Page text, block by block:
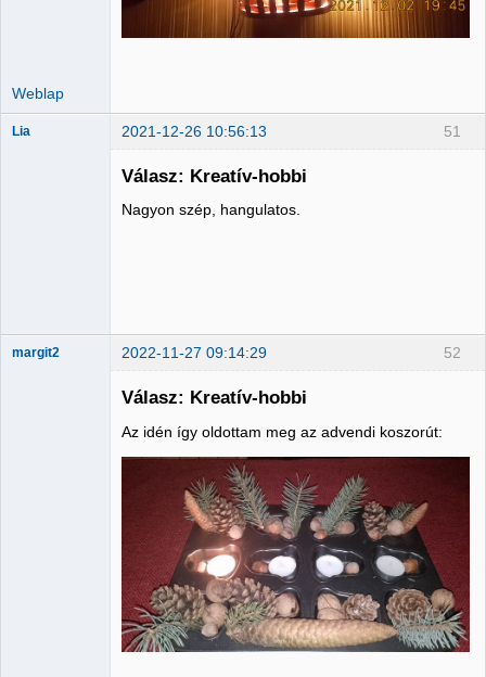
Weblap
51
Lia 2021-12-26 10:56:13
Válasz: Kreatív-hobbi
Nagyon szép, hangulatos.
52
margit2 2022-11-27 09:14:29
Válasz: Kreatív-hobbi
Az idén így oldottam meg az advendi koszorút: